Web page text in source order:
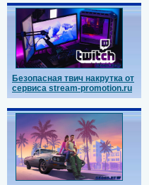
Безопасная твич накрутка от
сервиса stream-promotion.ru